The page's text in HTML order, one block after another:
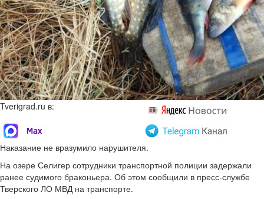
Tverigrad.ru в:
Наказание не вразумило нарушителя.
На озере Селигер сотрудники транспортной полиции задержали
ранее судимого браконьера. Об этом сообщили в пресс-службе
Тверского ЛО МВД на транспорте.